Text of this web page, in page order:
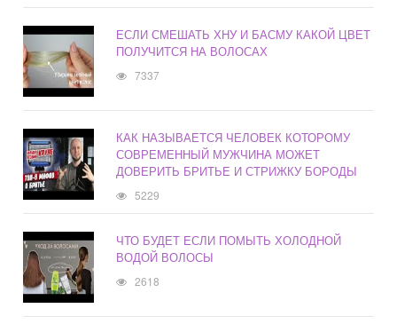
ЕСЛИ СМЕШАТЬ ХНУ И БАСМУ КАКОЙ ЦВЕТ
ПОЛУЧИТСЯ НА ВОЛОСАХ
7337
КАК НАЗЫВАЕТСЯ ЧЕЛОВЕК КОТОРОМУ
СОВРЕМЕННЫЙ МУЖЧИНА МОЖЕТ
ДОВЕРИТЬ БРИТЬЕ И СТРИЖКУ БОРОДЫ
5229
ЧТО БУДЕТ ЕСЛИ ПОМЫТЬ ХОЛОДНОЙ
ВОДОЙ ВОЛОСЫ
2618